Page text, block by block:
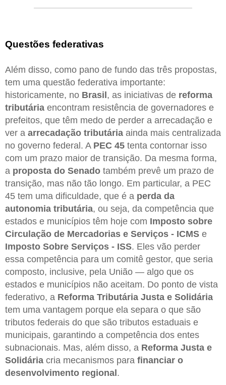
Questões federativas
Além disso, como pano de fundo das três propostas,
tem uma questão federativa importante:
historicamente, no Brasil , as iniciativas de reforma
tributária encontram resistência de governadores e
prefeitos, que têm medo de perder a arrecadação e
ver a arrecadação tributária ainda mais centralizada
no governo federal. A PEC 45 tenta contornar isso
com um prazo maior de transição. Da mesma forma,
a proposta do Senado também prevê um prazo de
transição, mas não tão longo. Em particular, a PEC
45 tem uma dificuldade, que é a perda da
autonomia tributária, ou seja, da competência que
estados e municípios têm hoje com Imposto sobre
Circulação de Mercadorias e Serviços - ICMS e
Imposto Sobre Serviços - ISS. Eles vão perder
essa competência para um comitê gestor, que seria
composto, inclusive, pela União — algo que os
estados e municípios não aceitam. Do ponto de vista
federativo, a Reforma Tributária Justa e Solidária
tem uma vantagem porque ela separa o que são
tributos federais do que são tributos estaduais e
municipais, garantindo a competência dos entes
subnacionais. Mas, além disso, a Reforma Justa e
Solidária cria mecanismos para financiar o
desenvolvimento regional .